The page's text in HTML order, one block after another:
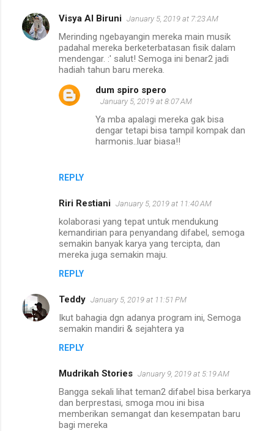
Visya Al Biruni January 5, 2019 at 7:23 AM
Merinding ngebayangin mereka main musik
padahal mereka berketerbatasan fisik dalam
mendengar. :' salut! Semoga ini benar2 jadi
hadiah tahun baru mereka.
REPLY
dum spiro spero
January 5, 2019 at 8:07 AM
Ya mba apalagi mereka gak bisa
dengar tetapi bisa tampil kompak dan
harmonis..luar biasa!!
Riri Restiani January 5, 2019 at 11:40 AM
kolaborasi yang tepat untuk mendukung
kemandirian para penyandang difabel, semoga
semakin banyak karya yang tercipta, dan
mereka juga semakin maju.
REPLY
Teddy January 5, 2019 at 11:51 PM
Ikut bahagia dgn adanya program ini, Semoga
semakin mandiri & sejahtera ya
REPLY
Mudrikah Stories January 9, 2019 at 5:19 AM
Bangga sekali lihat teman2 difabel bisa berkarya
dan berprestasi, smoga mou ini bisa
memberikan semangat dan kesempatan baru
bagi mereka